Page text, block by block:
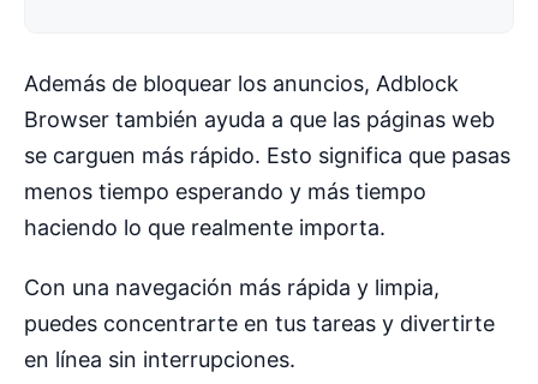
Además de bloquear los anuncios, Adblock
Browser también ayuda a que las páginas web
se carguen más rápido. Esto significa que pasas
menos tiempo esperando y más tiempo
haciendo lo que realmente importa.
Con una navegación más rápida y limpia,
puedes concentrarte en tus tareas y divertirte
en línea sin interrupciones.